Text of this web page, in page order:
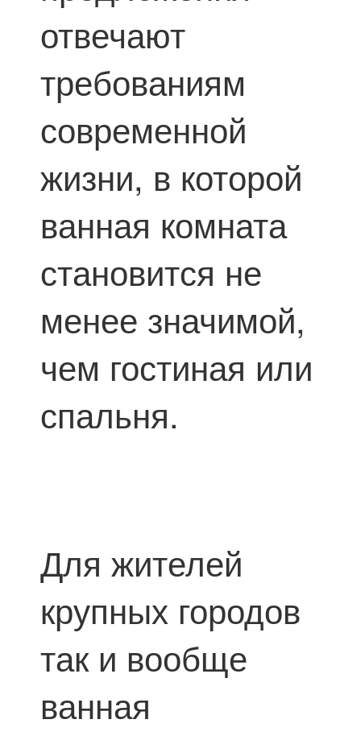
отвечают
требованиям
современной
жизни, в которой
ванная комната
становится не
менее значимой,
чем гостиная или
спальня.
Для жителей
крупных городов
так и вообще
ванная